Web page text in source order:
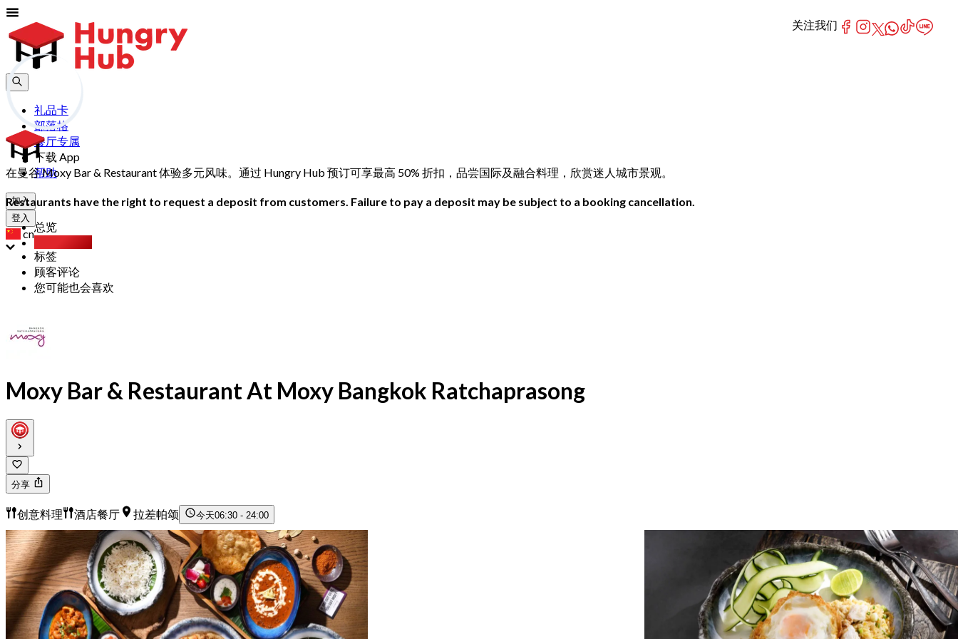
礼品卡
部落格
餐厅专属
下载 App
帮助
加入
登入
cn
在曼谷 Moxy Bar & Restaurant 体验多元风味。通过 Hungry Hub 预订可享最高 50% 折扣，品尝国际及融合料理，欣赏迷人城市景观。
Restaurants have the right to request a deposit from customers. Failure to pay a deposit may be subject to a booking cancellation.
总览
标签
顾客评论
您可能也会喜欢
Moxy Bar & Restaurant At Moxy Bangkok Ratchaprasong
分享
创意料理 酒店餐厅 拉差帕颂 今天06:30 - 24:00
关注我们